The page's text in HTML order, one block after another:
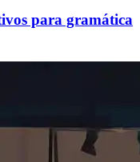
para gramática